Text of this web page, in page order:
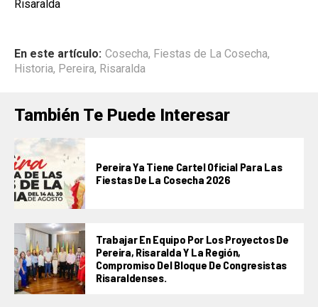
Risaralda
En este artículo: Cosecha, Fiestas de La Cosecha,
Historia, Pereira, Risaralda
También Te Puede Interesar
Pereira Ya Tiene Cartel Oficial Para Las
Fiestas De La Cosecha 2026
Trabajar En Equipo Por Los Proyectos De
Pereira, Risaralda Y La Región,
Compromiso Del Bloque De Congresistas
Risaraldenses.